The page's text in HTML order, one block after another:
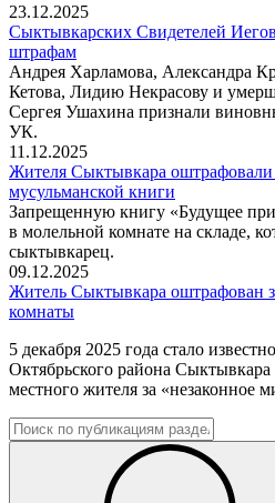
23.12.2025
Сыктывкарских Свидетелей
штрафам
Андрея Харламова, Александра
Кетова, Лидию Некрасову и
Сергея Ушахина признали
УК.
11.12.2025
Жителя Сыктывкара оштрафовали
мусульманской книги
Запрещенную книгу «Будущее
в молельной комнате на складе,
сыктывкарец.
09.12.2025
Житель Сыктывкара оштрафован
комнаты
5 декабря 2025 года стало
Октябрьского района
местного жителя за «незаконное